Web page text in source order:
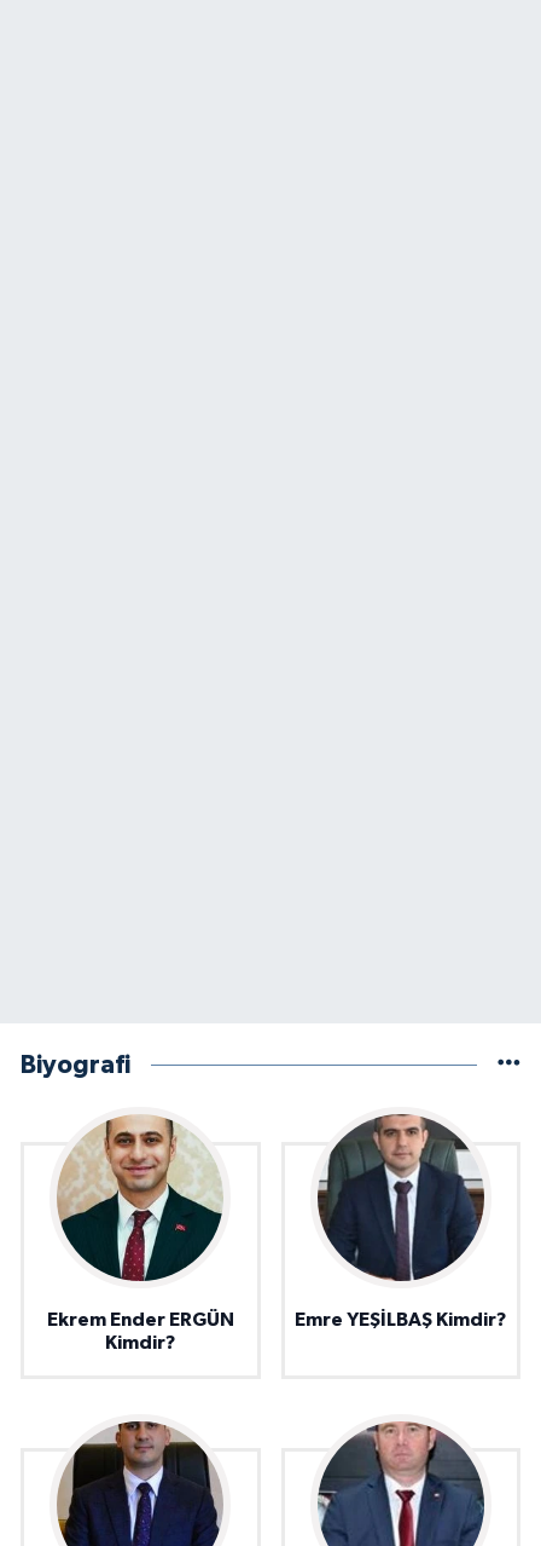
Biyografi
Ekrem Ender ERGÜN
Kimdir?
Emre YEŞİLBAŞ Kimdir?